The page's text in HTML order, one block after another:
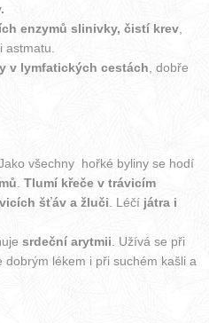
enzymů slinivky, čistí krev
v lymfatických cestách , dobře
všechny hořké byliny se hodí
.Tlumí křeče v trávicím
šťáv a žluči . Léčí játra i
srdeční arytmii . Užívá se při
dobrým lékem i při suchém kašli a